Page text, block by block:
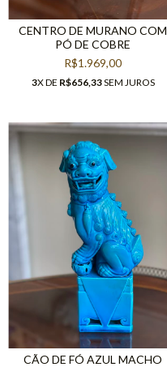
CENTRO DE MURANO COM
PÓ DE COBRE
R$1.969,00
3X DE R$656,33SEM JUROS
CÃO DE FÓ AZUL MACHO